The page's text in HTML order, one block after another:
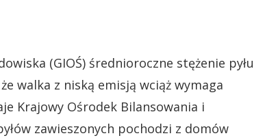
(GIOŚ) średnioroczne stężenie pyłu
walka z niską emisją wciąż wymaga
Krajowy Ośrodek Bilansowania i
zawieszonych pochodzi z domów